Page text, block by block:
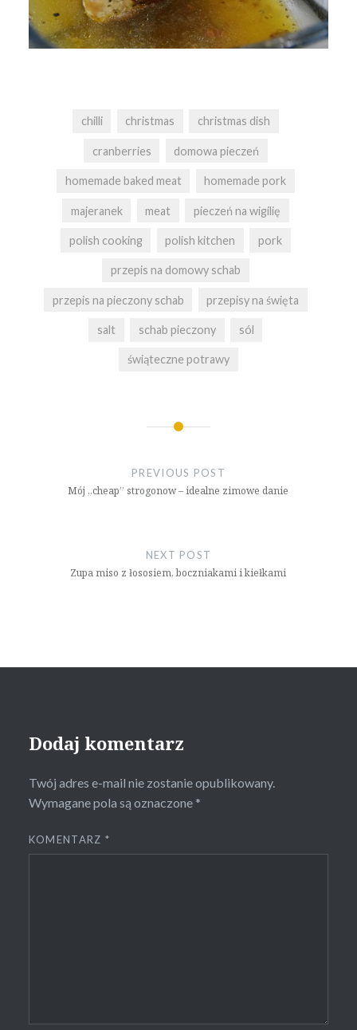
chilli christmas christmas dish
cranberries domowa pieczeń
homemade baked meat homemade pork
majeranek meat pieczeń na wigilię
polish cooking polish kitchen pork
przepis na domowy schab
przepis na pieczony schab przepisy na święta
salt schab pieczony sól
świąteczne potrawy
PREVIOUS POST
Mój „cheap” strogonow – idealne zimowe danie
NEXT POST
Zupa miso z łososiem, boczniakami i kiełkami
Dodaj komentarz
Twój adres e-mail nie zostanie opublikowany.
Wymagane pola są oznaczone *
KOMENTARZ *